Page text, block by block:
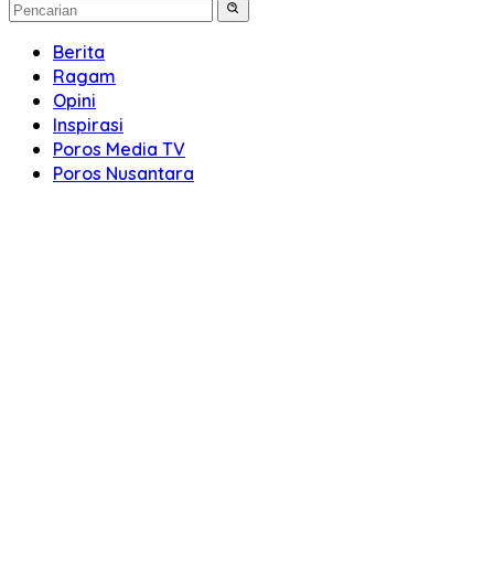
Berita
Ragam
Opini
Inspirasi
Poros Media TV
Poros Nusantara